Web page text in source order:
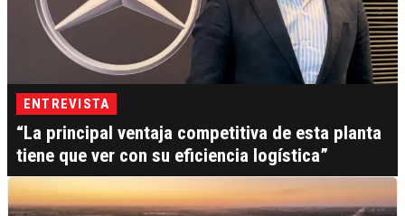
ENTREVISTA
“La principal ventaja competitiva de esta planta
tiene que ver con su eficiencia logística”